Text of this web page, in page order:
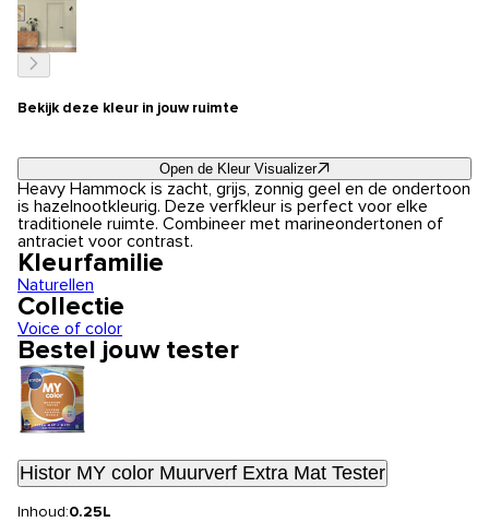
Bekijk deze kleur in jouw ruimte
Open de Kleur Visualizer
Heavy Hammock is zacht, grijs, zonnig geel en de ondertoon
is hazelnootkleurig. Deze verfkleur is perfect voor elke
traditionele ruimte. Combineer met marineondertonen of
antraciet voor contrast.
Kleurfamilie
Naturellen
Collectie
Voice of color
Bestel jouw tester
Histor MY color Muurverf Extra Mat Tester
Inhoud:0.25L